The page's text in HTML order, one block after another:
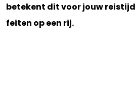
betekent dit voor jouw
feiten op een rij.